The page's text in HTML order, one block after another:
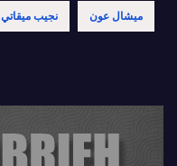
ميشال عون نجيب ميقاتي